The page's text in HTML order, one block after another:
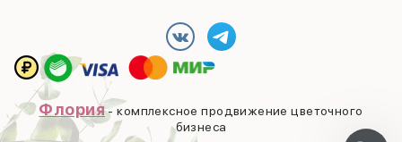
Флория- комплексное продвижение цветочного
бизнеса